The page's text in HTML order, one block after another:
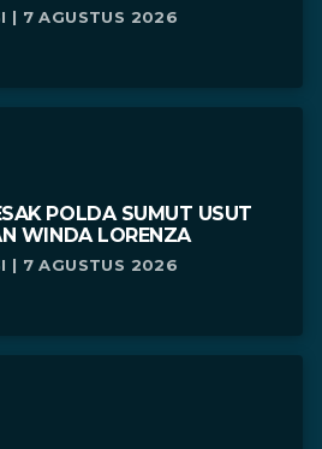
| 7 AGUSTUS 2026
POLDA SUMUT USUT
WINDA LORENZA
| 7 AGUSTUS 2026